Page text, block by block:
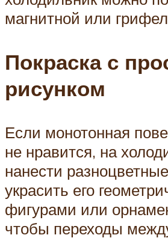
магнитной или
Покраска с
рисунком
Если монотонная
не нравится, на
нанести
украсить его
фигурами или
чтобы переходы